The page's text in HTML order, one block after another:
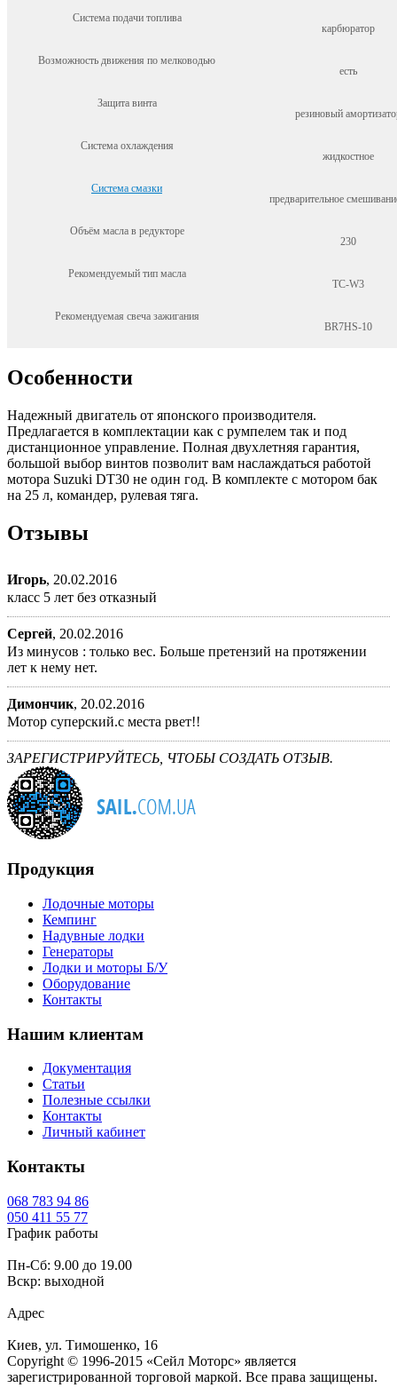
Система подачи топлива
карбюратор
Возможность движения по мелководью
есть
Защита винта
резиновый
Система охлаждения
жидкостное
Система смазки
предварительное
Объём масла в редукторе
230
Рекомендуемый тип масла
TC-W3
Рекомендуемая свеча зажигания
BR7HS-10
Особенности
Надежный двигатель от японского производителя.
Предлагается в комплектации как с румпелем так и под
дистанционное управление. Полная двухлетняя гарантия,
большой выбор винтов позволит вам наслаждаться работой
мотора Suzuki DT30 не один год. В комплекте с мотором бак
на 25 л, командер, рулевая тяга.
Отзывы
Игорь, 20.02.2016
класс 5 лет без отказный
Сергей, 20.02.2016
Из минусов : только вес. Больше претензий на протяжении
лет к нему нет.
Димончик, 20.02.2016
Мотор суперский.с места рвет!!
ЗАРЕГИСТРИРУЙТЕСЬ, ЧТОБЫ СОЗДАТЬ ОТЗЫВ.
Продукция
Лодочные моторы
Кемпинг
Надувные лодки
Генераторы
Лодки и моторы Б/У
Оборудование
Контакты
Нашим клиентам
Документация
Статьи
Полезные ссылки
Контакты
Личный кабинет
Контакты
068 783 94 86
050 411 55 77
График работы
Пн-Сб: 9.00 до 19.00
Вскр: выходной
Адрес
Киев, ул. Тимошенко, 16
Copyright © 1996-2015 «Сейл Моторс» является
зарегистрированной торговой маркой. Все права защищены.